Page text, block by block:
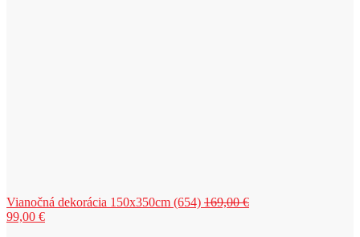
Vianočná dekorácia 150x350cm (654) 169,00€Pôvodná
99,00 €Aktuálna